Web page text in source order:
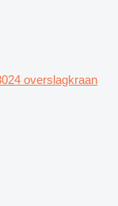
overslagkraan